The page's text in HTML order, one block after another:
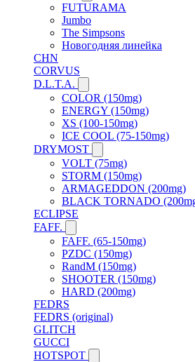
FUTURAMA
Jumbo
The Simpsons
Новогодняя линейка
CHN
CORVUS
D.L.T.A.
COLOR (150mg)
ENERGY (150mg)
XS (100-150mg)
ICE COOL (75-150mg)
DRYMOST
VOLT (75mg)
STORM (150mg)
ARMAGEDDON (200mg)
BLACK TORNADO
ECLIPSE
FAFF.
FAFF. (65-150mg)
PZDC (150mg)
RandM (150mg)
SHOOTER (150mg)
HARD (200mg)
FEDRS
FEDRS (original)
GLITCH
GUCCI
HOTSPOT